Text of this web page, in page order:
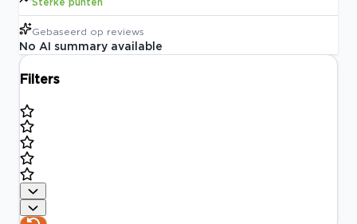
Sterke punten
Gebaseerd op reviews
No AI summary available
Filters